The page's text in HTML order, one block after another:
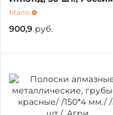
Мало
900,9 руб.